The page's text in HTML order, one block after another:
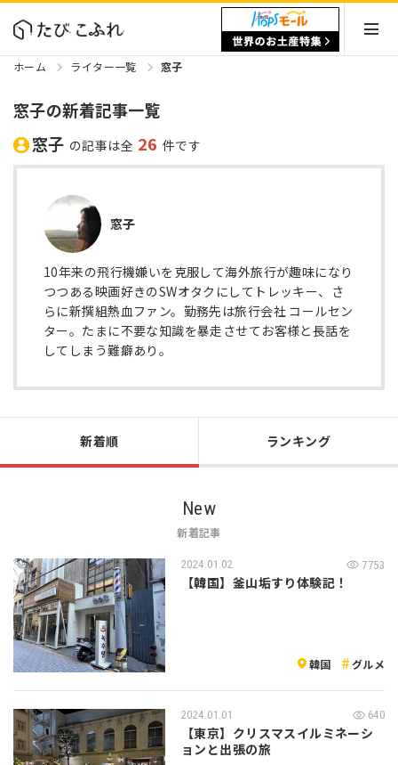
ホーム ライター一覧 窓子
窓子の新着記事一覧
窓子 の記事は全 26 件です
新着順 ランキング
New
新着記事
2024.01.02 7753
【韓国】釜山垢すり体験記！
韓国 グルメ
2024.01.01 640
【東京】クリスマスイルミネーシ
ョンと出張の旅
窓子
10年来の飛行機嫌いを克服して海外旅行が趣味になり
つつある映画好きのSWオタクにしてトレッキー、さ
らに新撰組熱血ファン。勤務先は旅行会社 コールセン
ター。たまに不要な知識を暴走させてお客様と長話を
してしまう難癖あり。